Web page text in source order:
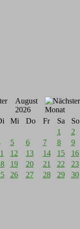
August
2026
Mi Do Fr Sa
So
1
2
5 6 7 8
9
12 13 14 15
16
19 20 21 22
23
26 27 28 29
30